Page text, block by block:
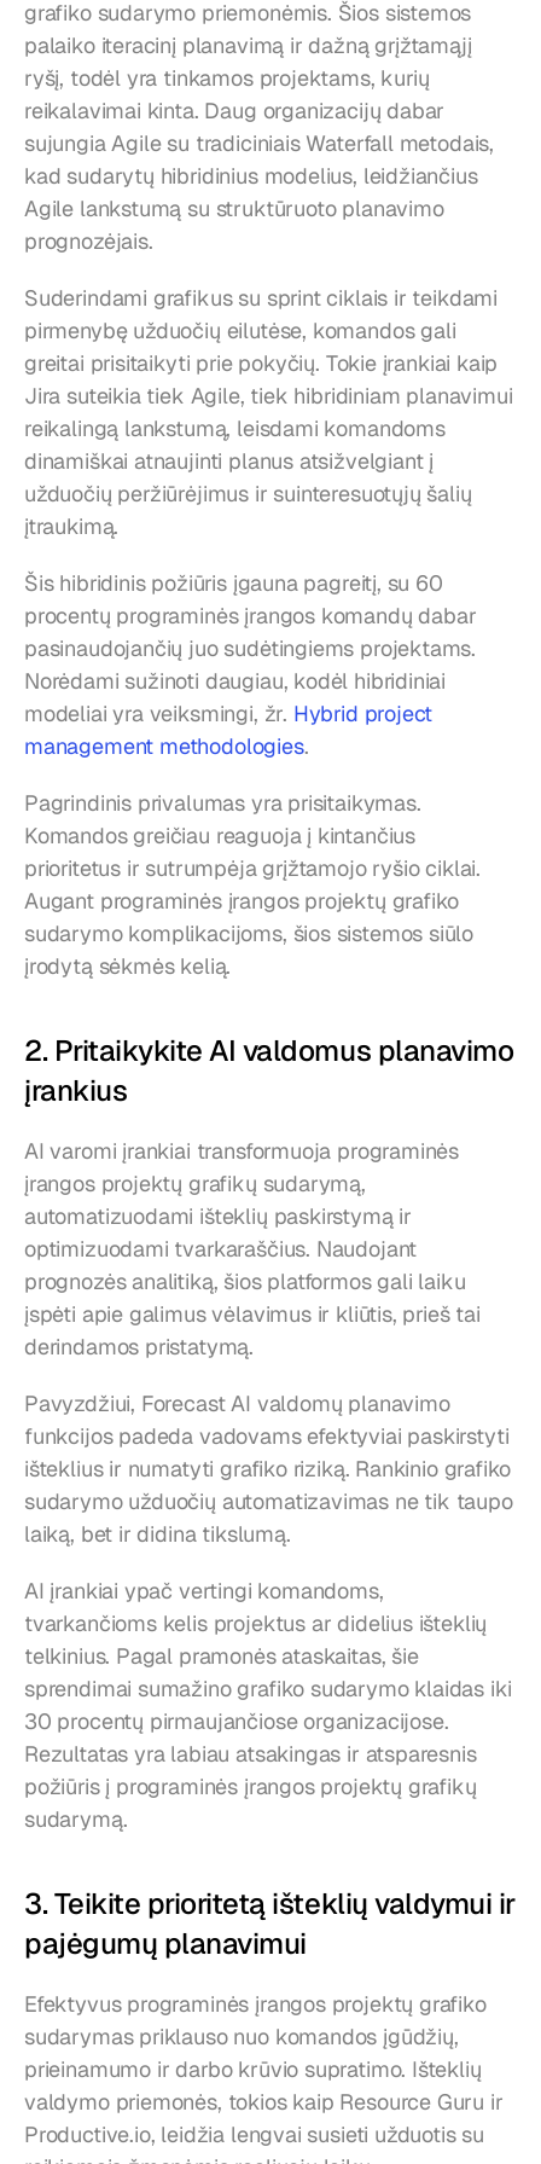
grafiko sudarymo priemonėmis. Šios sistemos
palaiko iteracinį planavimą ir dažną grįžtamąjį
ryšį, todėl yra tinkamos projektams, kurių
reikalavimai kinta. Daug organizacijų dabar
sujungia Agile su tradiciniais Waterfall metodais,
kad sudarytų hibridinius modelius, leidžiančius
Agile lankstumą su struktūruoto planavimo
prognozėjais.
Suderindami grafikus su sprint ciklais ir teikdami
pirmenybę užduočių eilutėse, komandos gali
greitai prisitaikyti prie pokyčių. Tokie įrankiai kaip
Jira suteikia tiek Agile, tiek hibridiniam planavimui
reikalingą lankstumą, leisdami komandoms
dinamiškai atnaujinti planus atsižvelgiant į
užduočių peržiūrėjimus ir suinteresuotųjų šalių
įtraukimą.
Šis hibridinis požiūris įgauna pagreitį, su 60
procentų programinės įrangos komandų dabar
pasinaudojančių juo sudėtingiems projektams.
Norėdami sužinoti daugiau, kodėl hibridiniai
modeliai yra veiksmingi, žr. Hybrid project
management methodologies.
Pagrindinis privalumas yra prisitaikymas.
Komandos greičiau reaguoja į kintančius
prioritetus ir sutrumpėja grįžtamojo ryšio ciklai.
Augant programinės įrangos projektų grafiko
sudarymo komplikacijoms, šios sistemos siūlo
įrodytą sėkmės kelią.
2. Pritaikykite AI valdomus planavimo
įrankius
AI varomi įrankiai transformuoja programinės
įrangos projektų grafikų sudarymą,
automatizuodami išteklių paskirstymą ir
optimizuodami tvarkaraščius. Naudojant
prognozės analitiką, šios platformos gali laiku
įspėti apie galimus vėlavimus ir kliūtis, prieš tai
derindamos pristatymą.
Pavyzdžiui, Forecast AI valdomų planavimo
funkcijos padeda vadovams efektyviai paskirstyti
išteklius ir numatyti grafiko riziką. Rankinio grafiko
sudarymo užduočių automatizavimas ne tik taupo
laiką, bet ir didina tikslumą.
AI įrankiai ypač vertingi komandoms,
tvarkančioms kelis projektus ar didelius išteklių
telkinius. Pagal pramonės ataskaitas, šie
sprendimai sumažino grafiko sudarymo klaidas iki
30 procentų pirmaujančiose organizacijose.
Rezultatas yra labiau atsakingas ir atsparesnis
požiūris į programinės įrangos projektų grafikų
sudarymą.
3. Teikite prioritetą išteklių valdymui ir
pajėgumų planavimui
Efektyvus programinės įrangos projektų grafiko
sudarymas priklauso nuo komandos įgūdžių,
prieinamumo ir darbo krūvio supratimo. Išteklių
valdymo priemonės, tokios kaip Resource Guru ir
Productive.io, leidžia lengvai susieti užduotis su